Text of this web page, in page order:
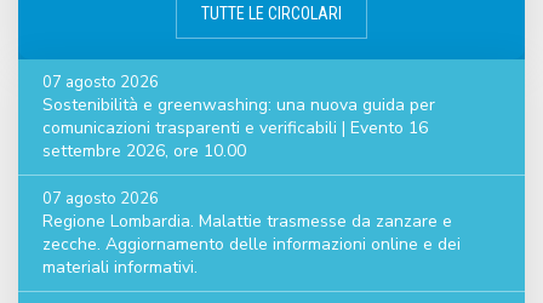
TUTTE LE CIRCOLARI
07 agosto 2026
Sostenibilità e greenwashing: una nuova guida per
comunicazioni trasparenti e verificabili | Evento 16
settembre 2026, ore 10.00
07 agosto 2026
Regione Lombardia. Malattie trasmesse da zanzare e
zecche. Aggiornamento delle informazioni online e dei
materiali informativi.